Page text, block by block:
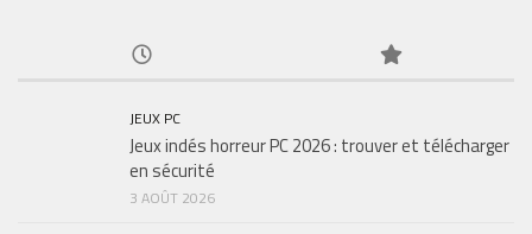
JEUX PC
Jeux indés horreur PC 2026 : trouver et télécharger
en sécurité
3 AOÛT 2026